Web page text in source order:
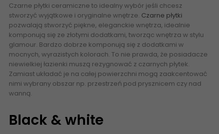
Czarne płytki ceramiczne to idealny wybór jeśli chcesz
stworzyć wyjątkowe i oryginalne wnętrze. Czarne płytki
pozwalają stworzyć piękne, eleganckie wnętrza, idealnie
komponują się ze złotymi dodatkami, tworząc wnętrza w stylu
glamour. Bardzo dobrze komponują się z dodatkami w
mocnych, wyrazistych kolorach. To nie prawda, że posiadacze
niewielkiej łazienki muszą rezygnować z czarnych płytek.
Zamiast układać je na całej powierzchni mogą zaakcentować
nimi wybrany obszar np. przestrzeń pod prysznicem czy nad
wanną.
Black & white